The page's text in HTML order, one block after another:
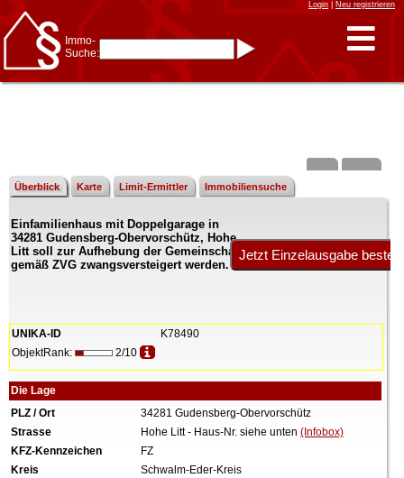
Login| Neu registrieren
Immo-
Suche:
z.B.:15 Frankfurtfür
Frankfurt/Oder
und6 Frankfurtfür Frankfurt
Immobiliensuche
nach Kreis
nach Amtsgericht
Überblick Karte Limit-Ermittler Immobiliensuche
Einfamilienhaus mit Doppelgarage in
34281 Gudensberg-Obervorschütz, Hohe
Litt soll zur Aufhebung der Gemeinschaft
gemäß ZVG zwangsversteigert werden.
UNIKA-ID
K78490
ObjektRank:
2/10
Die Lage
PLZ / Ort
34281 Gudensberg-Obervorschütz
Strasse
Hohe Litt - Haus-Nr. siehe unten (Infobox)
KFZ-Kennzeichen
FZ
Kreis
Schwalm-Eder-Kreis